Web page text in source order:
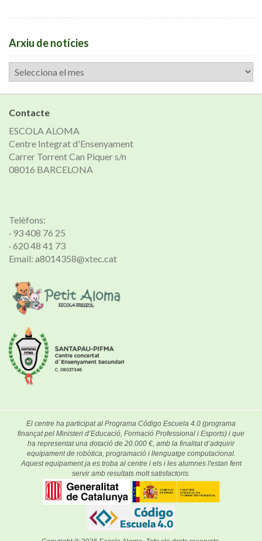
Arxiu de notícies
Arxiu
de
notícies
Contacte
ESCOLA ALOMA
Centre Integrat d'Ensenyament
Carrer Torrent Can Piquer s/n
08016 BARCELONA
Telèfons:
· 93 408 76 25
· 620 48 41 73
Email: a8014358@xtec.cat
El centre ha participat al Programa Código Escuela 4.0 (programa
finançat pel Ministeri d’Educació, Formació Professional i Esports) i que
ha representat una dotació de 20.000 €, amb la finalitat d’adquirir
equipament de robòtica, programació i llenguatge computacional.
Aquest equipament ja es troba al centre i els i les alumnes l'estan fent
servir amb resultats molt satisfactoris.